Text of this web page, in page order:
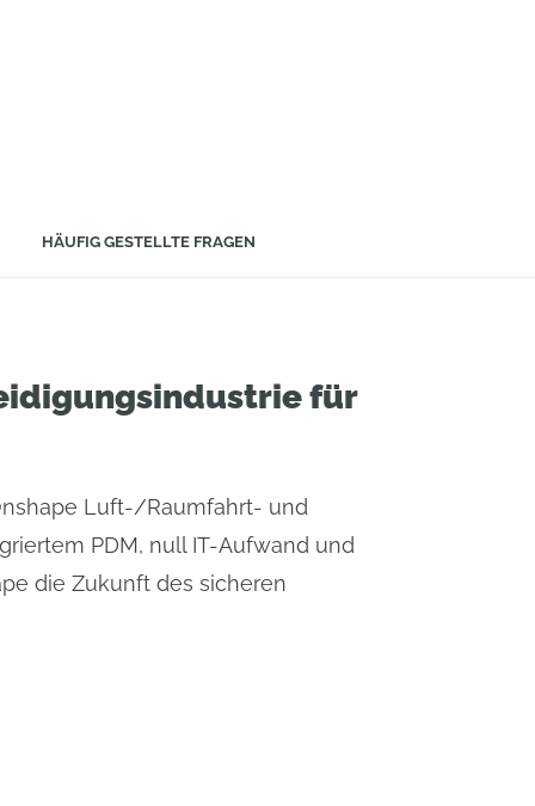
HÄUFIG GESTELLTE FRAGEN
für
Luft-/Raumfahrt- und
PDM, null IT-Aufwand und
die Zukunft des sicheren